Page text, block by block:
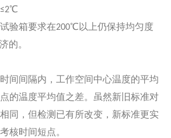
验箱要求在200℃以上仍保持均匀度
的。
间间隔内，工作空间中心温度的平均
的温度平均值之差。虽然新旧标准对
同，但检测已有所改变，新标准更实
核时间短点。